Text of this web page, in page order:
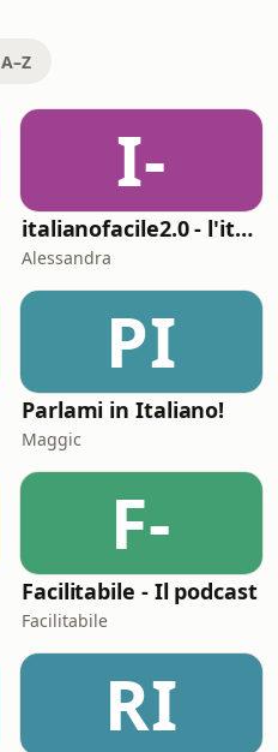
A–Z
I-
italianofacile2.0 - l'italiano con le canzoni
Alessandra
PI
Parlami in Italiano!
Maggic
F-
Facilitabile - Il podcast
Facilitabile
RI